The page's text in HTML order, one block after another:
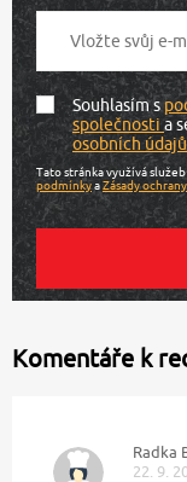
Souhlasím s
společnostia
osobních
Tato stránka využívá
podmínkyaZásady
Komentáře k
Radka
22. 9.